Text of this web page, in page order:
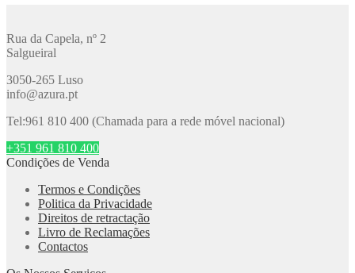
Rua da Capela, nº 2
Salgueiral
3050-265 Luso
info@azura.pt
Tel:961 810 400 (Chamada para a rede móvel nacional)
+351 961 810 400
Condições de Venda
Termos e Condições
Politica da Privacidade
Direitos de retractação
Livro de Reclamações
Contactos